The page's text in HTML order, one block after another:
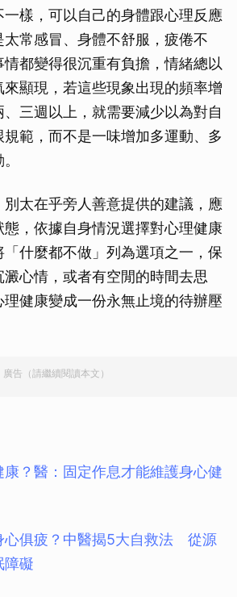
樣，可以自己的身體跟心理反應
常感冒、身體不舒服，疲倦不
都變得很沉重有負擔，情緒總以
顯現，若這些現象出現的頻率增
三週以上，就需要減少以為對自
範，而不是一味增加多運動、多
太在乎旁人善意提供的建議，應
態，依據自身情況選擇對心理健康
什麼都不做」列為選項之一，保
心情，或者有空閒的時間去思
健康變成一份永無止境的待辦壓
廣告（請繼續閱讀本文）
？醫：固定作息才能維護身心健
心俱疲？中醫揭5大自救法 從源
障礙